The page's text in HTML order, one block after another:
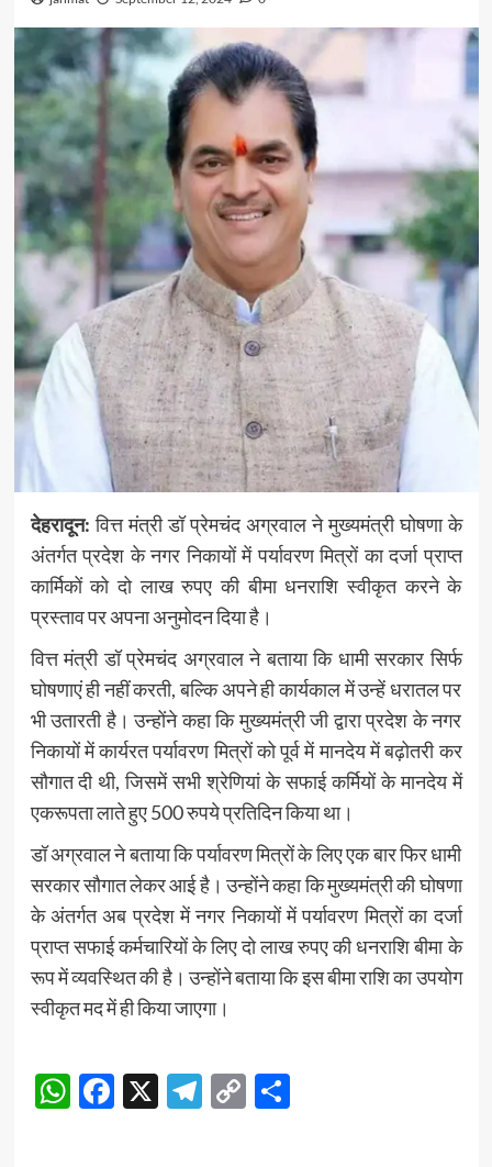
देहरादून: वित्त मंत्री डॉ प्रेमचंद अग्रवाल ने मुख्यमंत्री घोषणा के
अंतर्गत प्रदेश के नगर निकायों में पर्यावरण मित्रों का दर्जा प्राप्त
कार्मिकों को दो लाख रुपए की बीमा धनराशि स्वीकृत करने के
प्रस्ताव पर अपना अनुमोदन दिया है।
वित्त मंत्री डॉ प्रेमचंद अग्रवाल ने बताया कि धामी सरकार सिर्फ
घोषणाएं ही नहीं करती, बल्कि अपने ही कार्यकाल में उन्हें धरातल पर
भी उतारती है। उन्होंने कहा कि मुख्यमंत्री जी द्वारा प्रदेश के नगर
निकायों में कार्यरत पर्यावरण मित्रों को पूर्व में मानदेय में बढ़ोतरी कर
सौगात दी थी, जिसमें सभी श्रेणियां के सफाई कर्मियों के मानदेय में
एकरूपता लाते हुए 500 रुपये प्रतिदिन किया था।
डॉ अग्रवाल ने बताया कि पर्यावरण मित्रों के लिए एक बार फिर धामी
सरकार सौगात लेकर आई है। उन्होंने कहा कि मुख्यमंत्री की घोषणा
के अंतर्गत अब प्रदेश में नगर निकायों में पर्यावरण मित्रों का दर्जा
प्राप्त सफाई कर्मचारियों के लिए दो लाख रुपए की धनराशि बीमा के
रूप में व्यवस्थित की है। उन्होंने बताया कि इस बीमा राशि का उपयोग
स्वीकृत मद में ही किया जाएगा।
Continue
Reading
WhatsApp
Facebook
X Telegram
CopyShare